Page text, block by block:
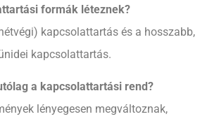
formák léteznek?
kapcsolattartás és a hosszabb,
kapcsolattartás.
a kapcsolattartási rend?
lényegesen megváltoznak,